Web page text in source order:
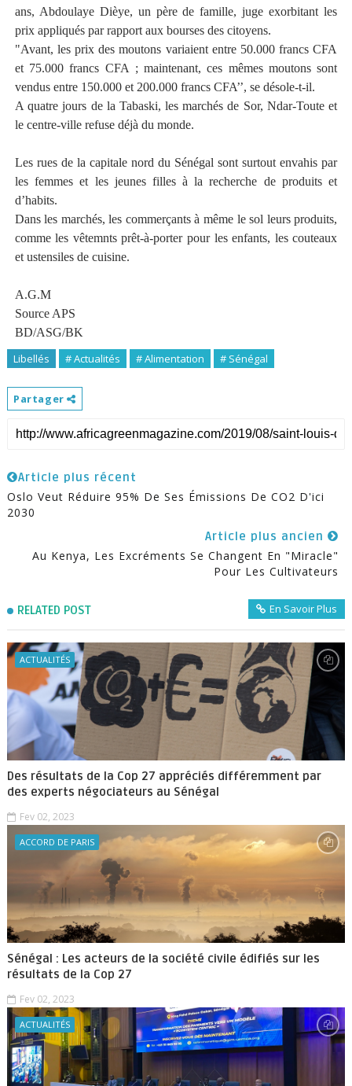
ans, Abdoulaye Dièye, un père de famille, juge exorbitant les
prix appliqués par rapport aux bourses des citoyens.
"Avant, les prix des moutons variaient entre 50.000 francs CFA
et 75.000 francs CFA ; maintenant, ces mêmes moutons sont
vendus entre 150.000 et 200.000 francs CFA’’, se désole-t-il.
A quatre jours de la Tabaski, les marchés de Sor, Ndar-Toute et
le centre-ville refuse déjà du monde.
Les rues de la capitale nord du Sénégal sont surtout envahis par
les femmes et les jeunes filles à la recherche de produits et
d’habits.
Dans les marchés, les commerçants à même le sol leurs produits,
comme les vêtemnts prêt-à-porter pour les enfants, les couteaux
et ustensiles de cuisine.
A.G.M
Source APS
BD/ASG/BK
Libellés # Actualités # Alimentation # Sénégal
Partager
Article plus récent
Oslo Veut Réduire 95% De Ses Émissions De CO2 D'ici
2030
Article plus ancien
Au Kenya, Les Excréments Se Changent En "miracle"
Pour Les Cultivateurs
RELATED POST En Savoir Plus
ACTUALITÉS
Des résultats de la Cop 27 appréciés différemment par
des experts négociateurs au Sénégal
Fev 02, 2023
ACCORD DE PARIS
Sénégal : Les acteurs de la société civile édifiés sur les
résultats de la Cop 27
Fev 02, 2023
ACTUALITÉS